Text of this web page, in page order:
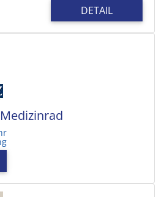
DETAIL